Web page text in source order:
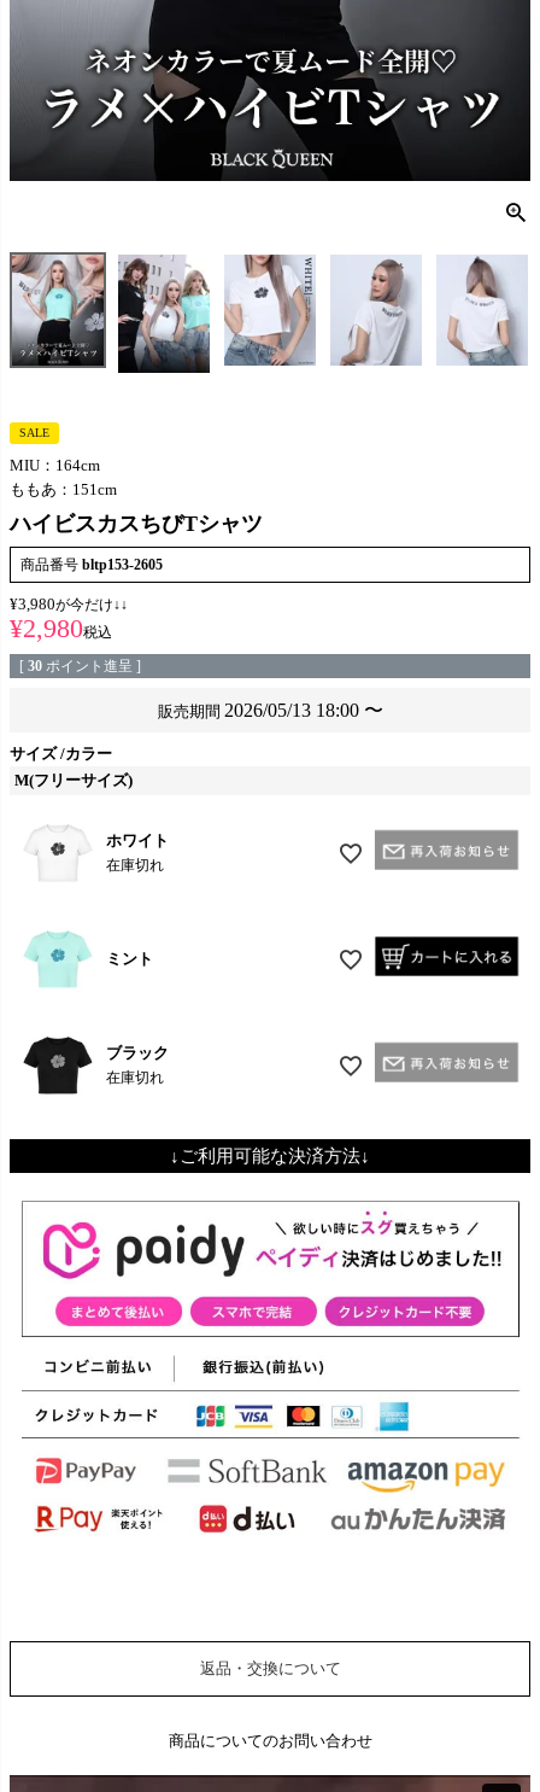
SALE
MIU：164cm
ももあ：151cm
ハイビスカスちびTシャツ
商品番号 bltp153-2605
¥3,980が今だけ↓↓
¥2,980税込
[ 30 ポイント進呈 ]
販売期間 2026/05/13 18:00 〜
サイズ カラー
M(フリーサイズ)
ホワイト
在庫切れ
ミント
ブラック
在庫切れ
↓ご利用可能な決済方法↓
返品・交換について
商品についてのお問い合わせ